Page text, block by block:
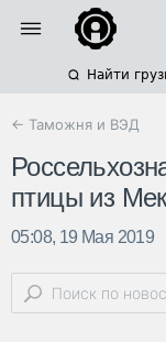
Найти
← Таможня и ВЭД
птицы из
05:08, 19 Мая 2019